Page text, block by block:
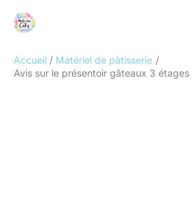
Accueil
Matériel de pâtisserie
Avis sur le présentoir gâteaux 3 étages